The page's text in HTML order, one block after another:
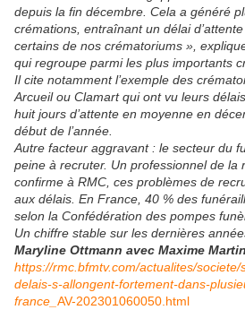
depuis la fin décembre. Cela a généré
crémations, entraînant un délai
certains de nos crématoriums »,
qui regroupe parmi les plus importants
Il cite notamment l’exemple des
Arcueil ou Clamart qui ont vu leurs
huit jours d’attente en moyenne en
début de l’année.
Autre facteur aggravant : le secteur du
peine à recruter. Un professionnel de la
confirme à RMC, ces problèmes de
aux délais. En France, 40 % des
selon la Confédération des pompes
Un chiffre stable sur les dernières
Maryline Ottmann avec Maxime
https://rmc.bfmtv.com/actualites/
delais-s-allongent-fortement-dans-
france_ AV-202301060050.html